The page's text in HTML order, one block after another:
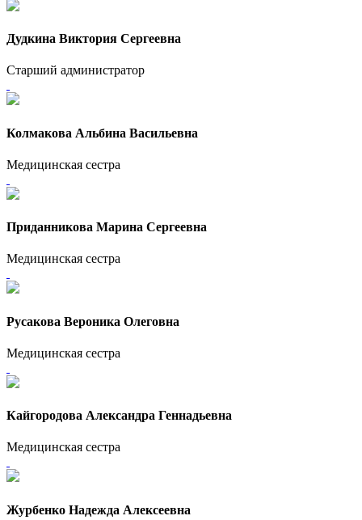
Дудкина Виктория Сергеевна
Старший администратор
Колмакова Альбина Васильевна
Медицинская сестра
Приданникова Марина Сергеевна
Медицинская сестра
Русакова Вероника Олеговна
Медицинская сестра
Кайгородова Александра Геннадьевна
Медицинская сестра
Журбенко Надежда Алексеевна